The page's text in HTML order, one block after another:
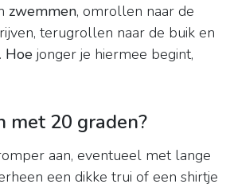
zwemmen, omrollen naar de
terugrollen naar de buik en
. Hoe jonger je hiermee begint,
met 20 graden?
aan, eventueel met lange
een dikke trui of een shirtje